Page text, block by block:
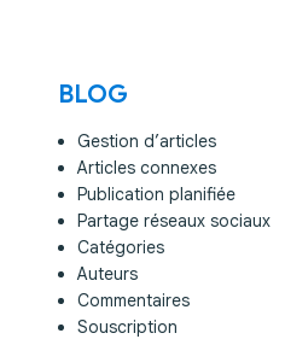
BLOG
Gestion d’articles
Articles connexes
Publication planifiée
Partage réseaux sociaux
Catégories
Auteurs
Commentaires
Souscription